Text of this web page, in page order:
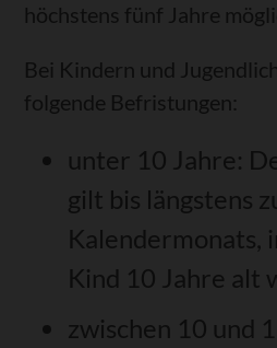
höchstens fünf Jahre
Bei Kindern und
folgende Befristungen:
unter 10 Jahre:
gilt bis längstens
Kalendermonats,
Kind 10 Jahre alt
zwischen 10 und